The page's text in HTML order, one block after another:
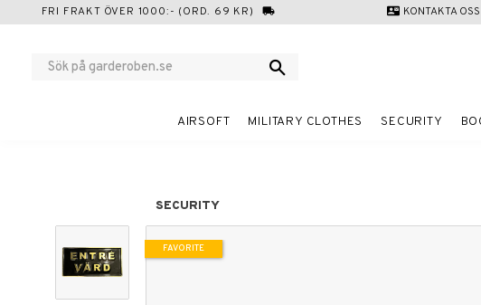
FRI FRAKT ÖVER 1000:- (ORD. 69 KR) local_shipping contact_mail KONTAKTA OSS
AIRSOFT MILITARY CLOTHES SECURITY
SECURITY
FAVORITE